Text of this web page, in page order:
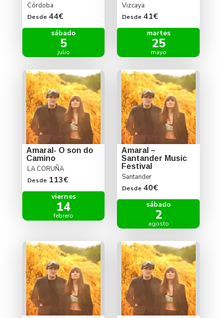
Córdoba
Desde 44€
sábado
5
julio
Vizcaya
Desde 41€
martes
25
mayo
Amaral- O son do
Camino
LA CORUÑA
Desde 113€
viernes
14
febrero
Amaral –
Santander Music
Festival
Santander
Desde 40€
sábado
2
agosto